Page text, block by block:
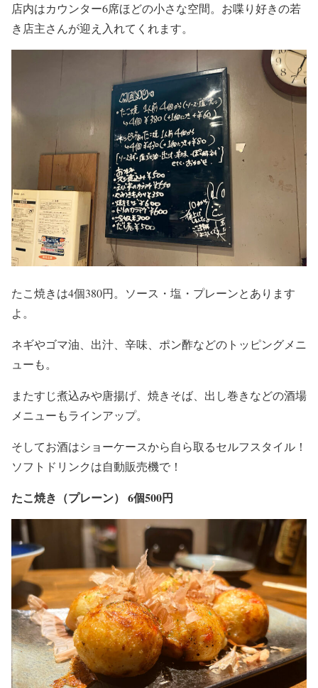
店内はカウンター6席ほどの小さな空間。お喋り好きの若
き店主さんが迎え入れてくれます。
たこ焼きは4個380円。ソース・塩・プレーンとあります
よ。
ネギやゴマ油、出汁、辛味、ポン酢などのトッピングメニ
ューも。
またすじ煮込みや唐揚げ、焼きそば、出し巻きなどの酒場
メニューもラインアップ。
そしてお酒はショーケースから自ら取るセルフスタイル！
ソフトドリンクは自動販売機で！
たこ焼き（プレーン） 6個500円